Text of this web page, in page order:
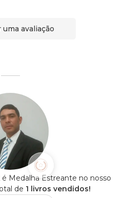
avaliação
é Medalha Estreante no nosso
de 1 livros vendidos!